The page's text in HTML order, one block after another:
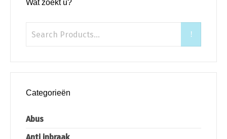
Wat zoekt u?
Categorieën
Abus